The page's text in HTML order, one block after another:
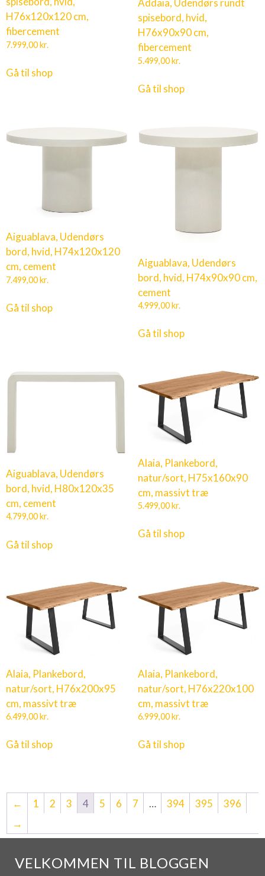
H76x120x120 cm,
fibercement
7.999,00kr.
Gå til shop
Addaia, Udendørs rundt
spisebord, hvid,
H76x90x90 cm,
fibercement
5.499,00kr.
Gå til shop
Aiguablava, Udendørs
bord, hvid, H74x120x120
cm, cement
7.499,00kr.
Gå til shop
Aiguablava, Udendørs
bord, hvid, H74x90x90 cm,
cement
4.999,00kr.
Gå til shop
Aiguablava, Udendørs
bord, hvid, H80x120x35
cm, cement
4.799,00kr.
Gå til shop
Alaia, Plankebord,
natur/sort, H75x160x90
cm, massivt træ
5.499,00kr.
Gå til shop
Alaia, Plankebord,
natur/sort, H76x200x95
cm, massivt træ
6.499,00kr.
Gå til shop
Alaia, Plankebord,
natur/sort, H76x220x100
cm, massivt træ
6.999,00kr.
Gå til shop
← 1 2 3 4 5 6 7 … 394 395
396
→
VELKOMMEN TIL BLOGGEN